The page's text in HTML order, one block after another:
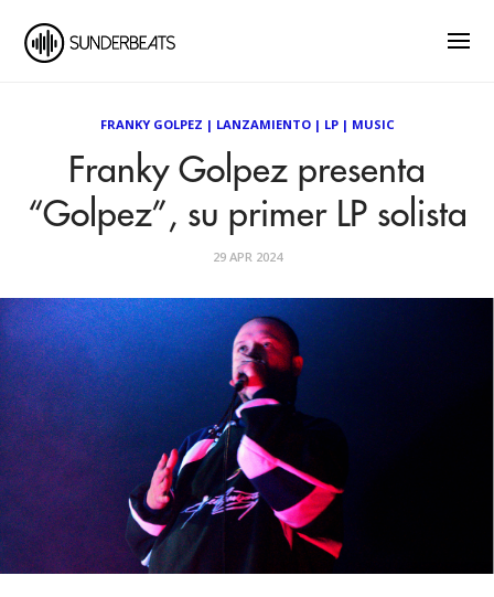
FRANKY GOLPEZ | LANZAMIENTO| LP| MUSIC
Franky Golpez presenta
“Golpez”, su primer LP solista
29 APR 2024